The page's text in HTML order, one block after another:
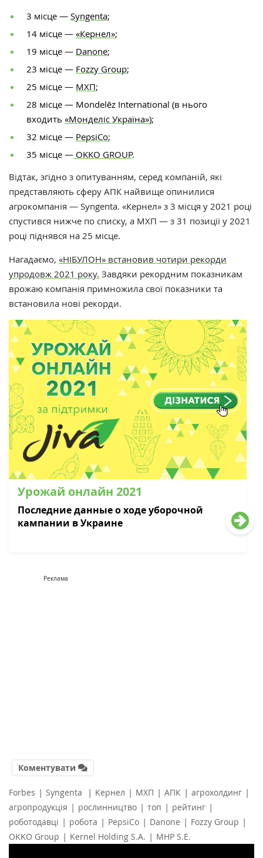
3 місце — Syngenta;
14 місце — «Кернел»;
19 місце — Danone;
23 місце — Fozzy Group;
25 місце — МХП;
28 місце — Mondelēz International (в нього
входить «Монделіс Україна»);
32 місце — PepsiCo;
35 місце — OKKO GROUP.
Відтак, згідно з опитуванням, серед компаній, які
представляють сферу АПК найвище опинилися
агрокомпанія — Syngenta. «Кернел» з 3 місця у 2021 році
спустився нижче по списку, а МХП — з 31 позиції у 2021
році піднявся на 25 місце.
Нагадаємо, «НІБУЛОН» встановив чотири рекорди
упродовж 2021 року. Завдяки рекордним показникам
врожаю компанія примножила свої показники та
встановила нові рекорди.
Урожай онлайн 2021
Последние данные о ходе уборочной
кампании в Украине
Реклама
Коментувати
Forbes | Syngenta | Кернел | МХП | АПК | агрохолдинг |
агропродукція | рослинництво | топ | рейтинг |
роботодавці | робота | PepsiCo | Danone | Fozzy Group |
OKKO Group | Kernel Holding S.A. | MHP S.E.